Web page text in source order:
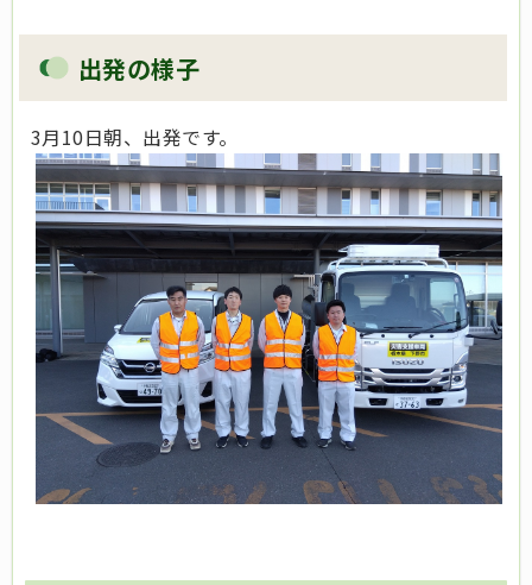
出発の様子
3月10日朝、出発です。